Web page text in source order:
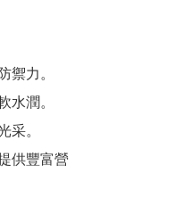
禦力。
水潤。
采。
供豐富營